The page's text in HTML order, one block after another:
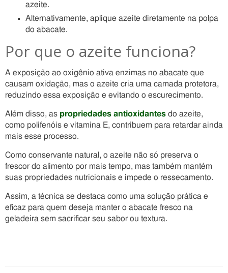
azeite.
Alternativamente, aplique azeite diretamente na polpa
do abacate.
Por que o azeite funciona?
A exposição ao oxigênio ativa enzimas no abacate que
causam oxidação, mas o azeite cria uma camada protetora,
reduzindo essa exposição e evitando o escurecimento.
Além disso, as propriedades antioxidantes do azeite,
como polifenóis e vitamina E, contribuem para retardar ainda
mais esse processo.
Como conservante natural, o azeite não só preserva o
frescor do alimento por mais tempo, mas também mantém
suas propriedades nutricionais e impede o ressecamento.
Assim, a técnica se destaca como uma solução prática e
eficaz para quem deseja manter o abacate fresco na
geladeira sem sacrificar seu sabor ou textura.